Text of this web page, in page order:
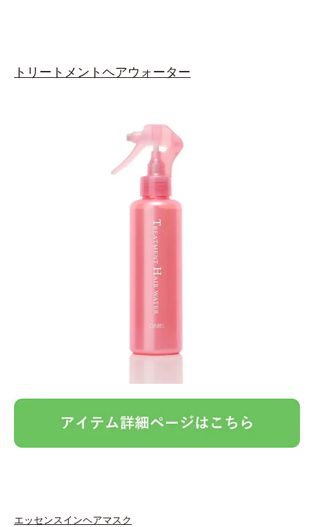
トリートメントヘアウォーター
エッセンスインヘアマスク